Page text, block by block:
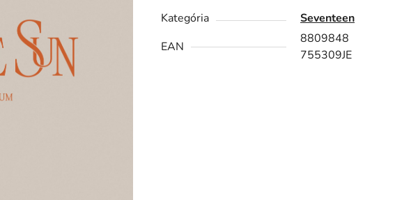
Kategória
Seventeen
EAN
8809848
755309JE